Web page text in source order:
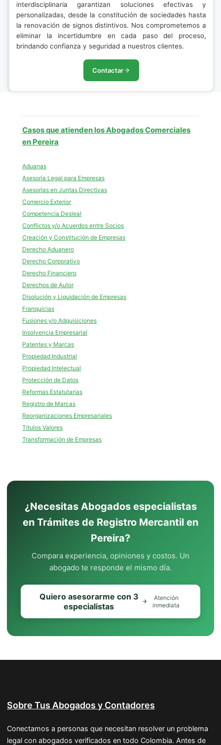
interdisciplinaria garantizan soluciones efectivas y
personalizadas, desde la constitución de sociedades hasta
la renovación de signos distintivos. Nos comprometemos a
eliminar la incertidumbre en cada paso del proceso,
brindando confianza y seguridad a nuestros clientes.
Contactar
Casos que atienden los Abogados Comerciales
en Pereira
Aduanas
Asesoría Legal para Empresas
Asesorías en Juntas Directivas
Comercio Exterior
Competencia Desleal
Conflictos y/o Acuerdos entre Socios
Creación y Constitución de Empresas
Derecho Aduanero
Derecho Corporativo
Derecho Financiero
Derechos de Autor
Disolución y Liquidación de Empresas
Franquicias
Fusiones y/o Adquisiciones
Insolvencia Empresarial
Patentes y Marcas
Propiedad Industrial
Propiedad Intelectual
Protección de Datos
Reformas Estatutarias
Registro de Marcas
Reorganizaciones Empresariales
Títulos Valores
Transformación de Empresas
¿Necesitas Abogados especialistas
en Trámites de Registro Mercantil en
Pereira?
Compara experiencia, opiniones y costos. Un
abogado te responde el mismo día.
Quiero asesorarme con 3
especialistas
Atención
inmediata
Sobre Tus Abogados y Contadores
Conectamos a personas que necesitan resolver un problema
legal con abogados verificados en todo Colombia. Antes de